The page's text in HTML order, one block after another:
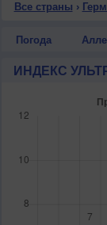
Все страны ›
Погода
ИНДЕКС